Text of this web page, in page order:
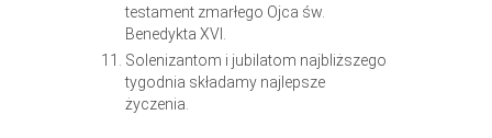
testament zmarłego Ojca św.
Benedykta XVI.
Solenizantom i jubilatom najbliższego
tygodnia składamy najlepsze
życzenia.